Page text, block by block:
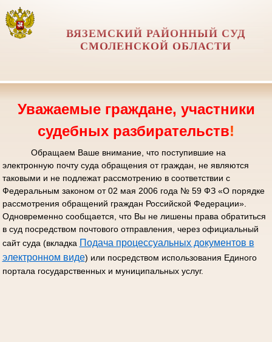
ВЯЗЕМСКИЙ РАЙОННЫЙ СУД
СМОЛЕНСКОЙ ОБЛАСТИ
Уважаемые граждане, участники
судебных разбирательств!
Обращаем Ваше внимание, что поступившие на
электронную почту суда обращения от граждан, не являются
таковыми и не подлежат рассмотрению в соответствии с
Федеральным законом от 02 мая 2006 года № 59 ФЗ «О порядке
рассмотрения обращений граждан Российской Федерации».
Одновременно сообщается, что Вы не лишены права обратиться
в суд посредством почтового отправления, через официальный
сайт суда (вкладка Подача процессуальных документов в
электронном виде) или посредством использования Единого
портала государственных и муниципальных услуг.